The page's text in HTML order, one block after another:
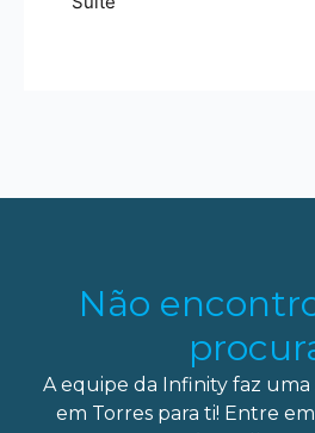
Não
A equipe da Infinity faz uma
em Torres para ti! Entre